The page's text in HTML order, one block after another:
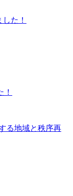
た！
る地域と秩序再